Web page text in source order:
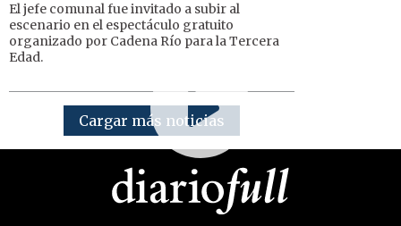
El jefe comunal fue invitado a subir al
escenario en el espectáculo gratuito
organizado por Cadena Río para la Tercera
Edad.
Cargar más noticias